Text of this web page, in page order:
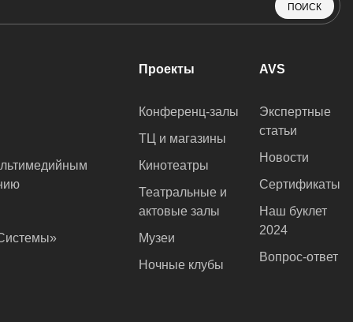
ПОИСК
Проекты
Конференц-залы
ТЦ и магазины
Кинотеатры
Театральные и
актовые залы
Музеи
Ночные клубы
AVS
Экспертные
статьи
Новости
Сертификаты
Наш буклет
2024
Вопрос-ответ